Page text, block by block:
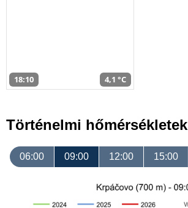
18:10 4,1 °C
Történelmi hőmérsékletek
06:00 09:00 12:00 15:00